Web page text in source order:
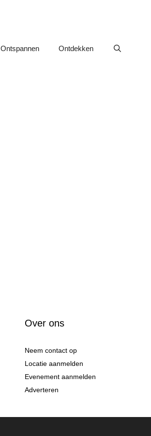
Ontspannen Ontdekken
Over ons
Neem contact op
Locatie aanmelden
Evenement aanmelden
Adverteren